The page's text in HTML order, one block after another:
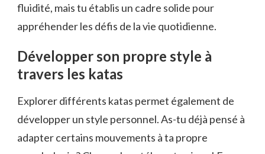
fluidité, mais tu établis un cadre solide pour
appréhender les défis de la vie quotidienne.
Développer son propre style à
travers les katas
Explorer différents katas permet également de
développer un style personnel. As-tu déjà pensé à
adapter certains mouvements à ta propre